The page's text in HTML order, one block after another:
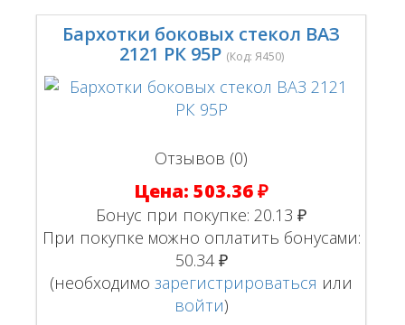
Бархотки боковых стекол ВАЗ
2121 РК 95Р (Код: Я450)
Отзывов (0)
Цена:503.36 ₽
Бонус при покупке:20.13 ₽
При покупке можно оплатить бонусами:
50.34 ₽
(необходимозарегистрироваться или
войти)